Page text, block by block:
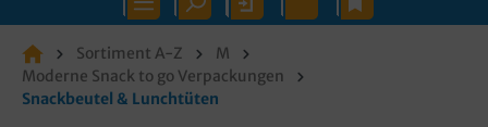
Sortiment A-Z
M
Moderne Snack to go Verpackungen
Snackbeutel & Lunchtüten